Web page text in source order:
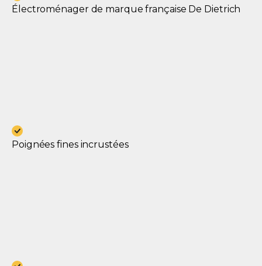
Électroménager de marque française De Dietrich
Poignées fines incrustées